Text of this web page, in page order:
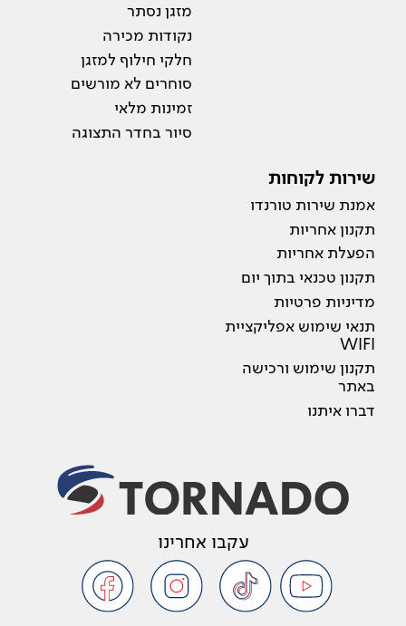
מזגן נסתר
נקודות מכירה
חלקי חילוף למזגן
סוחרים לא מורשים
זמינות מלאי
סיור בחדר התצוגה
שירות לקוחות
אמנת שירות טורנדו
תקנון אחריות
הפעלת אחריות
תקנון טכנאי בתוך יום
מדיניות פרטיות
תנאי שימוש אפליקציית
WIFI
תקנון שימוש ורכישה
באתר
דברו איתנו
עקבו אחרינו